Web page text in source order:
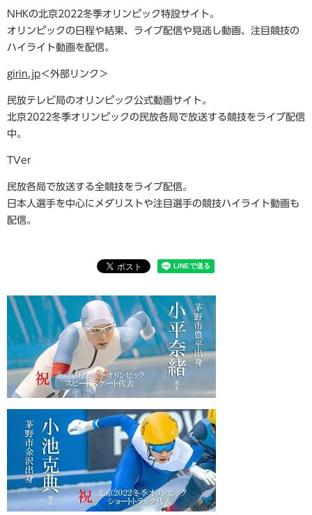
NHKの北京2022冬季オリンピック特設サイト。
オリンピックの日程や結果、ライブ配信や見逃し動画、注目競技の
ハイライト動画を配信。
girin.jp＜外部リンク＞
民放テレビ局のオリンピック公式動画サイト。
北京2022冬季オリンピックの民放各局で放送する競技をライブ配信
中。
TVer
民放各局で放送する全競技をライブ配信。
日本人選手を中心にメダリストや注目選手の競技ハイライト動画も
配信。